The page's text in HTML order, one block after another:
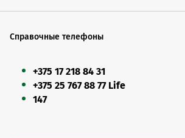
Справочные телефоны
+375 17 218 84 31
+375 25 767 88 77 Life
147